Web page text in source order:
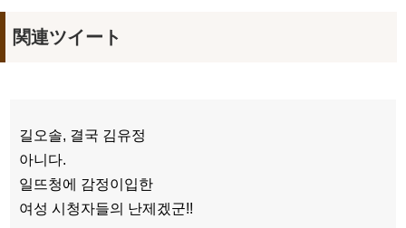
関連ツイート
길오솔, 결국 김유정
아니다.
일뜨청에 감정이입한
여성 시청자들의 난제겠군!!